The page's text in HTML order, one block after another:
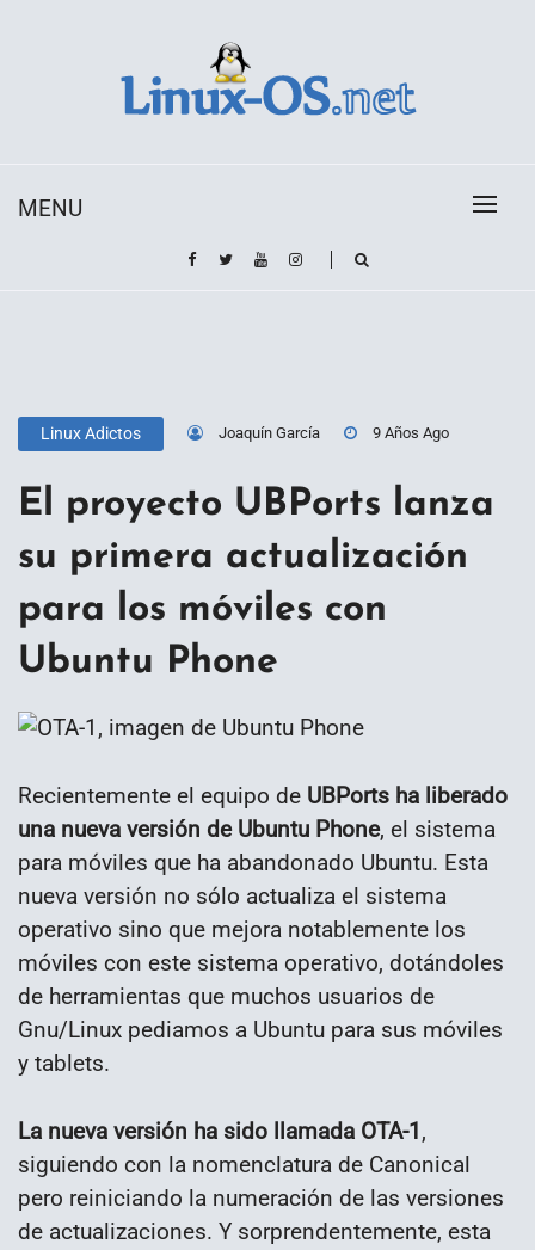
MENU
Linux Adictos Joaquín García 9 Años Ago
El proyecto UBPorts lanza
su primera actualización
para los móviles con
Ubuntu Phone
Recientemente el equipo de UBPorts ha liberado
una nueva versión de Ubuntu Phone, el sistema
para móviles que ha abandonado Ubuntu. Esta
nueva versión no sólo actualiza el sistema
operativo sino que mejora notablemente los
móviles con este sistema operativo, dotándoles
de herramientas que muchos usuarios de
Gnu/Linux pediamos a Ubuntu para sus móviles
y tablets.
La nueva versión ha sido llamada OTA-1,
siguiendo con la nomenclatura de Canonical
pero reiniciando la numeración de las versiones
de actualizaciones. Y sorprendentemente, esta